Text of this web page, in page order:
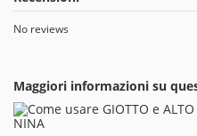
No reviews
Maggiori informazioni su